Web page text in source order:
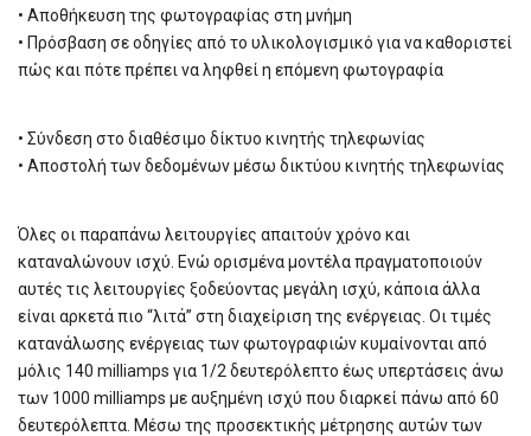
• Αποθήκευση της φωτογραφίας στη μνήμη
• Πρόσβαση σε οδηγίες από το υλικολογισμικό για να καθοριστεί
πώς και πότε πρέπει να ληφθεί η επόμενη φωτογραφία
• Σύνδεση στο διαθέσιμο δίκτυο κινητής τηλεφωνίας
• Αποστολή των δεδομένων μέσω δικτύου κινητής τηλεφωνίας
Όλες οι παραπάνω λειτουργίες απαιτούν χρόνο και
καταναλώνουν ισχύ. Ενώ ορισμένα μοντέλα πραγματοποιούν
αυτές τις λειτουργίες ξοδεύοντας μεγάλη ισχύ, κάποια άλλα
είναι αρκετά πιο “λιτά” στη διαχείριση της ενέργειας. Οι τιμές
κατανάλωσης ενέργειας των φωτογραφιών κυμαίνονται από
μόλις 140 milliamps για 1/2 δευτερόλεπτο έως υπερτάσεις άνω
των 1000 milliamps με αυξημένη ισχύ που διαρκεί πάνω από 60
δευτερόλεπτα. Μέσω της προσεκτικής μέτρησης αυτών των